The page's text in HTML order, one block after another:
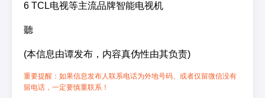
6 TCL电视等主流品牌智能电视机
聽
(本信息由谭发布，内容真伪性由其负责)
重要提醒：如果信息发布人联系电话为外地号码、或者仅留微信没有
留电话，一定要慎重联系！